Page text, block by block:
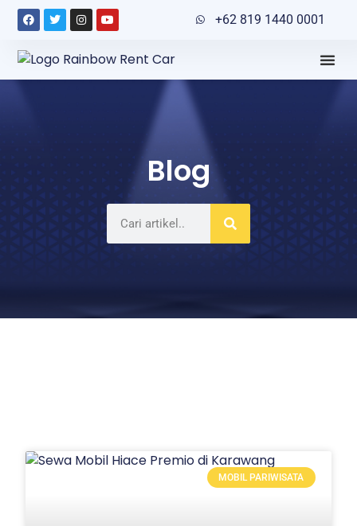
+62 819 1440 0001
Blog
MOBIL PARIWISATA